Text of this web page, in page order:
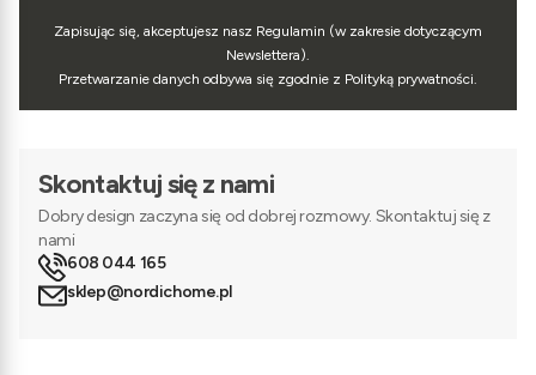
Zapisując się, akceptujesz nasz Regulamin (w zakresie dotyczącym
Newslettera).
Przetwarzanie danych odbywa się zgodnie z Polityką prywatności.
Skontaktuj się z nami
Dobry design zaczyna się od dobrej rozmowy. Skontaktuj się z
nami
608 044 165
sklep@nordichome.pl